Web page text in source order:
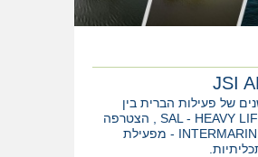
JSI
של פעילות הברית בין
JUMBO ו - SAL - HEAVY LIFT , הצטרפה
אליה חברת INTERMARINE - מפעילת